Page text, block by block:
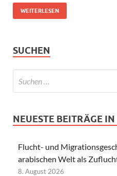
WEITERLESEN
SUCHEN
NEUESTE BEITRÄGE
Flucht- und
arabischen Welt als
8. August 2026